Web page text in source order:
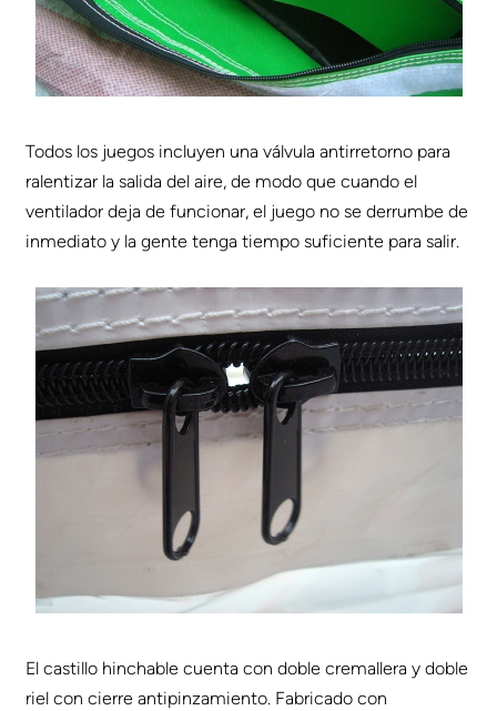
Todos los juegos incluyen una válvula antirretorno para
ralentizar la salida del aire, de modo que cuando el
ventilador deja de funcionar, el juego no se derrumbe de
inmediato y la gente tenga tiempo suficiente para salir.
El castillo hinchable cuenta con doble cremallera y doble
riel con cierre antipinzamiento. Fabricado con